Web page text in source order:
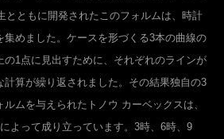
とともに開発されたこのフォルムは、時計
めました。ケースを形づくる3本の曲線の
1点に見出すために、それぞれのラインが
計算が繰り返されました。その結果独自の3
ムを与えられたトノウ カーベックスは、
よって成り立っています。3時、6時、9